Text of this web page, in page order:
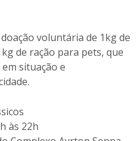
voluntária de 1kg de
de ração para pets, que
situação e
às 22h